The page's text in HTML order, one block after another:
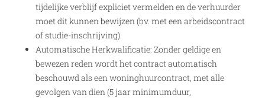
tijdelijke verblijf expliciet vermelden en de verhuurder
moet dit kunnen bewijzen (bv. met een arbeidscontract
of studie-inschrijving).
Automatische Herkwalificatie: Zonder geldige en
bewezen reden wordt het contract automatisch
beschouwd als een woninghuurcontract, met alle
gevolgen van dien (5 jaar minimumduur,